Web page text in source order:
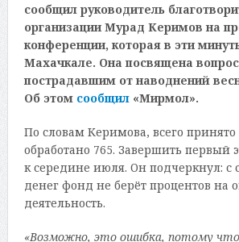
сообщил руководитель
организации Мурад Керимов на
конференции, которая в эти
Махачкале. Она посвящена
пострадавшим от наводнений
Об этом сообщил«Мирмол».
По словам Керимова, всего принято
обработано 765. Завершить первый
к середине июля. Он подчеркнул: с
денег фонд не берёт процентов на
деятельность.
«Возможно, это ошибка, потому